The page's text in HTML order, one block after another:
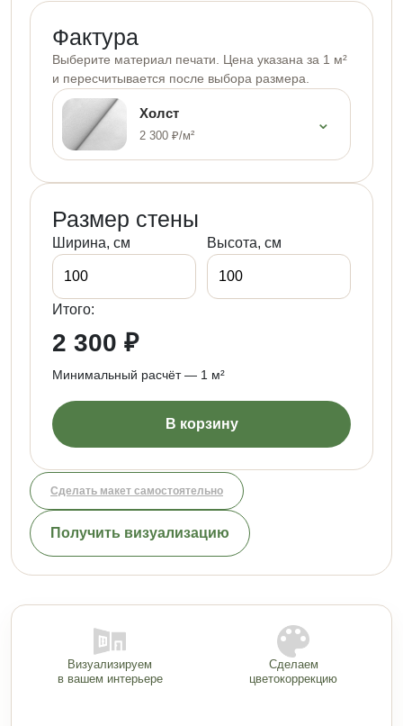
Фактура
Выберите материал печати. Цена указана за 1 м²
и пересчитывается после выбора размера.
Холст
2 300 ₽/м²
⌄
Размер стены
Ширина, см Высота, см
Итого:
2 300 ₽
Минимальный расчёт — 1 м²
В корзину
Сделать макет самостоятельно
Получить визуализацию
Визуализируем
в вашем интерьере
Сделаем
цветокоррекцию